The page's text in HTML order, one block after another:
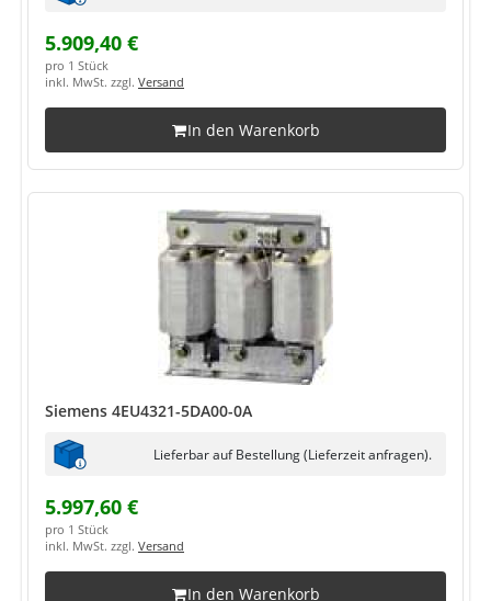
5.909,40 €
pro 1 Stück
inkl. MwSt. zzgl. Versand
In den Warenkorb
Siemens 4EU4321-5DA00-0A
Lieferbar auf Bestellung (Lieferzeit anfragen).
5.997,60 €
pro 1 Stück
inkl. MwSt. zzgl. Versand
In den Warenkorb